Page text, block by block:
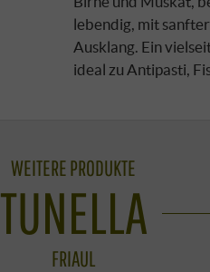
lebendig, mit
Ausklang. Ein
ideal zu Antipasti,
WEITERE PRODUKTE
TUNELLA
FRIAUL